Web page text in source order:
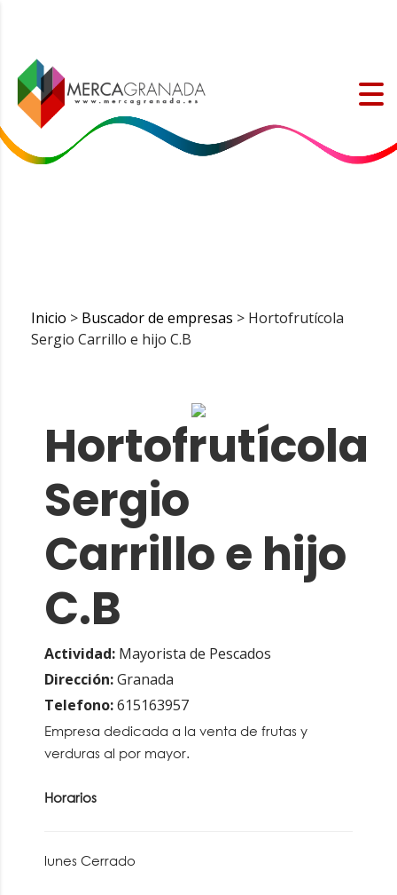
Inicio > Buscador de empresas > Hortofrutícola
Sergio Carrillo e hijo C.B
Hortofrutícola
Sergio
Carrillo e hijo
C.B
Actividad: Mayorista de Pescados
Dirección:Granada
Telefono:615163957
Empresa dedicada a la venta de frutas y
verduras al por mayor.
Horarios
lunes Cerrado